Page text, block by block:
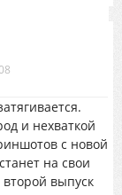
и нехваткой
с новой
на свои
выпуск